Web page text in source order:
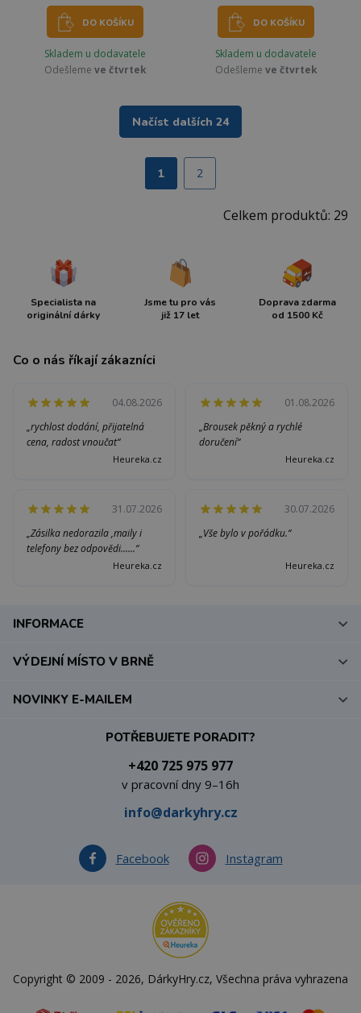
DO KOŠÍKU
Skladem u dodavatele
Odešleme ve čtvrtek
DO KOŠÍKU
Skladem u dodavatele
Odešleme ve čtvrtek
Načíst dalších 24
1 2
Celkem produktů: 29
Specialista na
originální dárky
Jsme tu pro vás
již 17 let
Doprava zdarma
od 1500 Kč
Co o nás říkají zákazníci
04.08.2026
„rychlost dodání, přijatelná
cena, radost vnoučat“
Heureka.cz
01.08.2026
„Brousek pěkný a rychlé
doručení“
Heureka.cz
31.07.2026
„Zásilka nedorazila ,maily i
telefony bez odpovědi......“
Heureka.cz
30.07.2026
„Vše bylo v pořádku.“
Heureka.cz
INFORMACE
VÝDEJNÍ MÍSTO V BRNĚ
POTŘEBUJETE PORADIT?
+420 725 975 977
v pracovní dny 9–16h
info@darkyhry.cz
Facebook Instagram
NOVINKY E-MAILEM
Copyright © 2009 - 2026, DárkyHry.cz, Všechna práva vyhrazena